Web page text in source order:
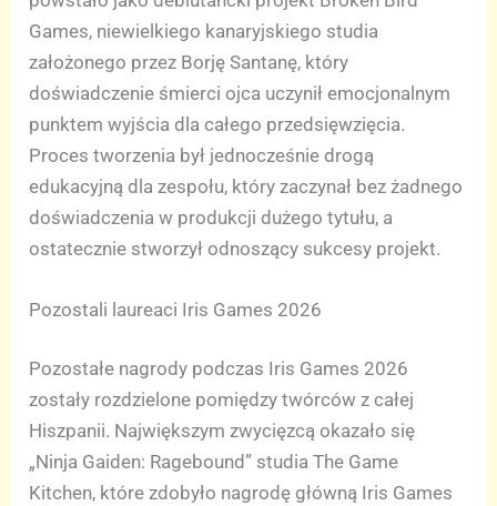
Games, niewielkiego kanaryjskiego studia
założonego przez Borję Santanę, który
doświadczenie śmierci ojca uczynił emocjonalnym
punktem wyjścia dla całego przedsięwzięcia.
Proces tworzenia był jednocześnie drogą
edukacyjną dla zespołu, który zaczynał bez żadnego
doświadczenia w produkcji dużego tytułu, a
ostatecznie stworzył odnoszący sukcesy projekt.
Pozostali laureaci Iris Games 2026
Pozostałe nagrody podczas Iris Games 2026
zostały rozdzielone pomiędzy twórców z całej
Hiszpanii. Największym zwycięzcą okazało się
„Ninja Gaiden: Ragebound” studia The Game
Kitchen, które zdobyło nagrodę główną Iris Games